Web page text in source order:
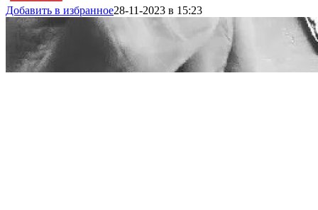
Добавить в избранное28-11-2023 в 15:23